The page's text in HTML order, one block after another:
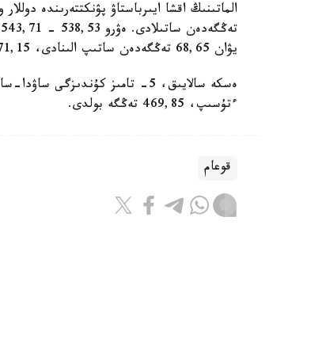
يۋان 68,65 تەڭگەدەن ساتىپ الىنادى، 71,15 تەڭگەدەن ساتىلادى.
ءتۇسىپ، 469,85 تەڭگە بولدى.
قوعام